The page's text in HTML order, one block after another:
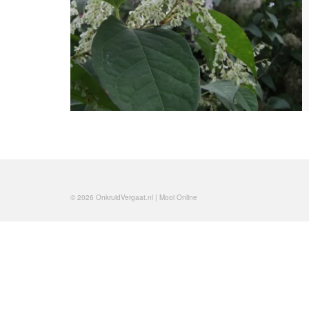
© 2026 OnkruidVergaat.nl | Mooi Online